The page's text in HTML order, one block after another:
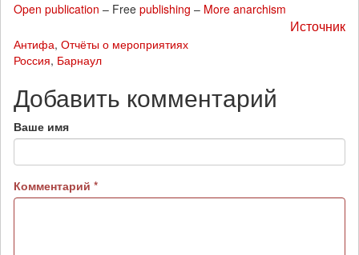
Open publication – Free publishing – More anarchism
Источник
Антифа, Отчёты о мероприятиях
Россия, Барнаул
Добавить комментарий
Ваше имя
Комментарий *